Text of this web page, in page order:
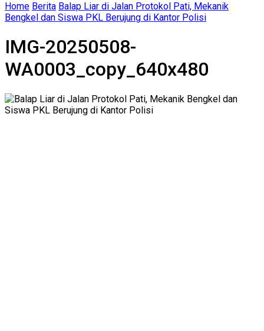
Home Berita Balap Liar di Jalan Protokol Pati, Mekanik
Bengkel dan Siswa PKL Berujung di Kantor Polisi
IMG-20250508-
WA0003_copy_640x480